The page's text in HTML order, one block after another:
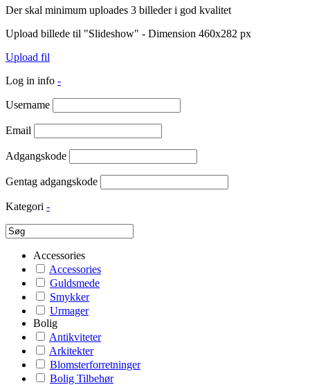
Der skal minimum uploades 3 billeder i god kvalitet
Upload billede til "Slideshow" - Dimension 460x282 px
Upload fil
Log in info -
Username
Email
Adgangskode
Gentag adgangskode
Kategori -
Accessories
Accessories
Guldsmede
Smykker
Urmager
Bolig
Antikviteter
Arkitekter
Blomsterforretninger
Bolig Tilbehør